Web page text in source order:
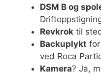
DSM B og
Revkrok til
Backuplykt
ved Roca
Kamera? Ja,